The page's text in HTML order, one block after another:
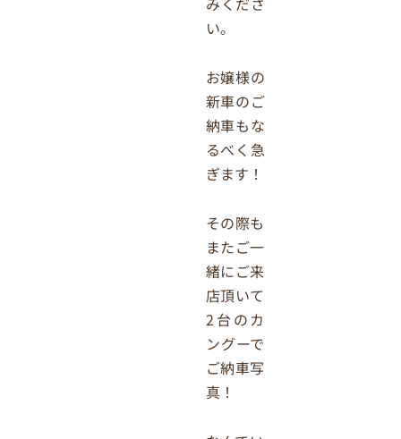
い。
お嬢様の
新車のご
納車もな
るべく急
ぎます！
その際も
またご一
緒にご来
店頂いて
2台のカ
ングーで
ご納車写
真！